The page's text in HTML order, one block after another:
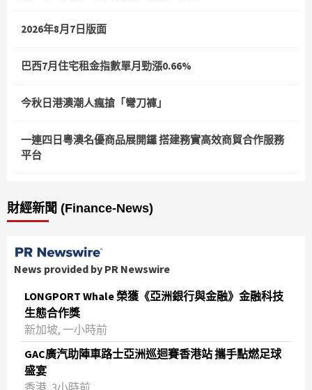
2026年8月7日版面
巴西7月住宅租金指數單月勁漲0.66%
今秋日港澳潮人瘋搶「彎刀褲」
一連四日粵澳名優商品展開鑼 搭建務實高效商貿合作服務
平台
財經新聞 (Finance-News)
News provided by PR Newswire
LONGPORT Whale 榮獲《亞洲銀行與金融》金融科技
生態合作獎
新加坡, 一小時前
GAC廣汽助陣車路士亞洲巡迴賽香港站 攜手點燃足球
盛宴